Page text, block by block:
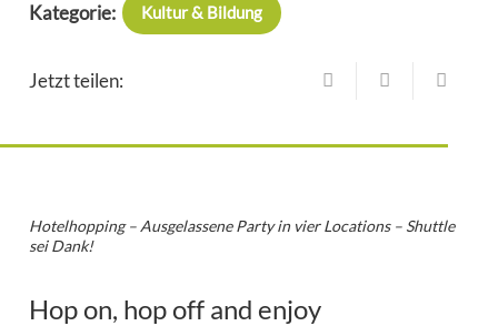
Kategorie: Kultur & Bildung
Jetzt teilen:
Hotelhopping – Ausgelassene Party in vier Locations – Shuttle
sei Dank!
Hop on, hop off and enjoy